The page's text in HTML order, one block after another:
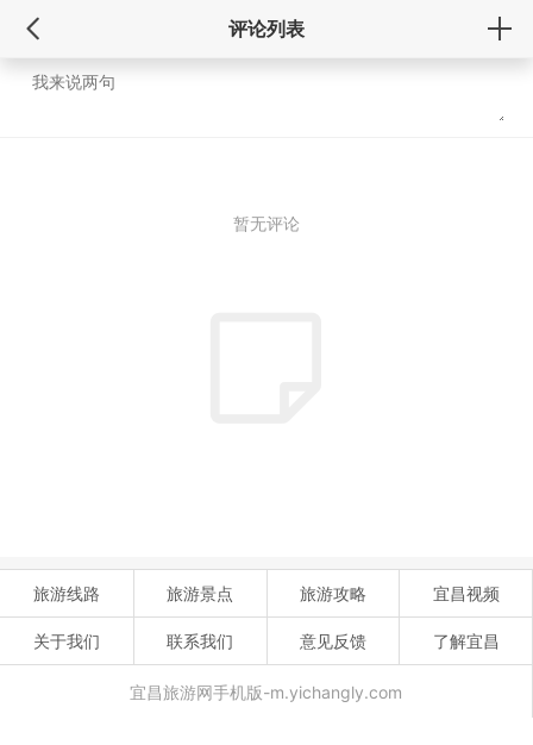
评论列表
暂无评论
旅游线路 旅游景点 旅游攻略 宜昌视频
关于我们 联系我们 意见反馈 了解宜昌
宜昌旅游网手机版-m.yichangly.com